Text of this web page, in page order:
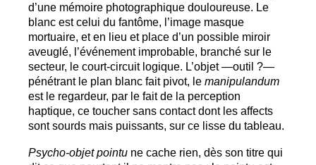
d’une mémoire photographique douloureuse. Le
blanc est celui du fantôme, l’image masque
mortuaire, et en lieu et place d’un possible miroir
aveuglé, l’événement improbable, branché sur le
secteur, le court-circuit logique. L’objet —outil ?—
pénétrant le plan blanc fait pivot, le manipulandum
est le regardeur, par le fait de la perception
haptique, ce toucher sans contact dont les affects
sont sourds mais puissants, sur ce lisse du tableau.
Psycho-objet pointu ne cache rien, dès son titre qui